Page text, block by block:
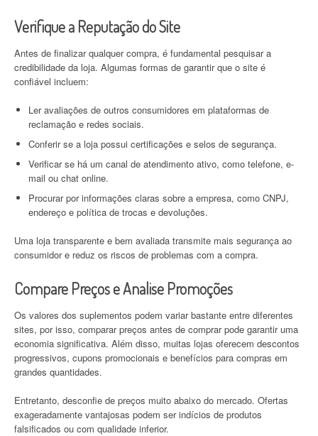
Verifique a Reputação do Site
Antes de finalizar qualquer compra, é fundamental pesquisar a
credibilidade da loja. Algumas formas de garantir que o site é
confiável incluem:
Ler avaliações de outros consumidores em plataformas de
reclamação e redes sociais.
Conferir se a loja possui certificações e selos de segurança.
Verificar se há um canal de atendimento ativo, como telefone, e-
mail ou chat online.
Procurar por informações claras sobre a empresa, como CNPJ,
endereço e política de trocas e devoluções.
Uma loja transparente e bem avaliada transmite mais segurança ao
consumidor e reduz os riscos de problemas com a compra.
Compare Preços e Analise Promoções
Os valores dos suplementos podem variar bastante entre diferentes
sites, por isso, comparar preços antes de comprar pode garantir uma
economia significativa. Além disso, muitas lojas oferecem descontos
progressivos, cupons promocionais e benefícios para compras em
grandes quantidades.
Entretanto, desconfie de preços muito abaixo do mercado. Ofertas
exageradamente vantajosas podem ser indícios de produtos
falsificados ou com qualidade inferior.